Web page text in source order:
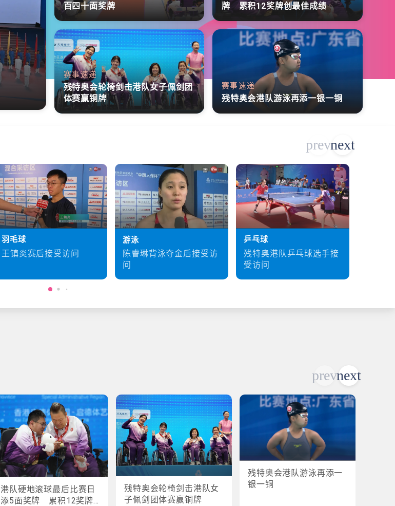
百四十面奖牌
牌 累积12奖牌创最佳成绩
赛事速递
残特奥会轮椅剑击港队女子佩剑团
体赛赢铜牌
赛事速递
残特奥会港队游泳再添一银一铜
羽毛球
王镇炎赛后接受访问
游泳
陈睿琳背泳夺金后接受访
问
乒乓球
残特奥港队乒乓球选手接
受访问
港队硬地滚球最后比赛日
添5面奖牌 累积12奖牌
残特奥会轮椅剑击港队女
子佩剑团体赛赢铜牌
残特奥会港队游泳再添一
银一铜